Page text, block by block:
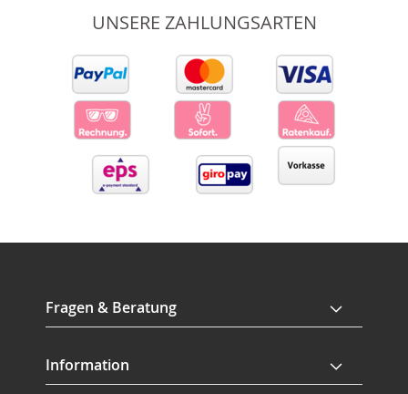
UNSERE ZAHLUNGSARTEN
Fragen & Beratung
Information